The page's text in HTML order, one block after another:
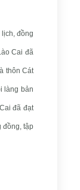
đồng
Cai đã
thôn Cát
làng bản
đã đạt
đồng, tập